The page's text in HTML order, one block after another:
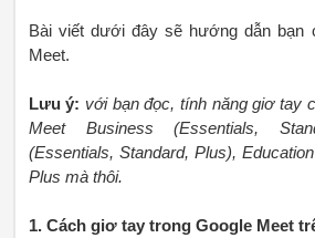
Bài viết dưới đây sẽ hướng dẫn bạn
Meet.
Lưu ý: với bạn đọc, tính năng giơ tay
Meet Business (Essentials,
(Essentials, Standard, Plus),
Plus mà thôi.
1. Cách giơ tay trong Google Meet